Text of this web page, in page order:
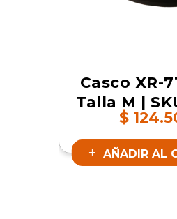
Casco XR-
Talla M |
$
AÑADIR AL